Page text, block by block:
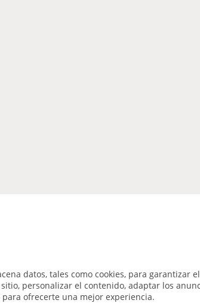
datos, tales como cookies, para garantizar el
personalizar el contenido, adaptar los
ofrecerte una mejor experiencia.